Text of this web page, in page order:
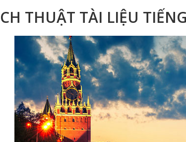
THUẬT TÀI LIỆU